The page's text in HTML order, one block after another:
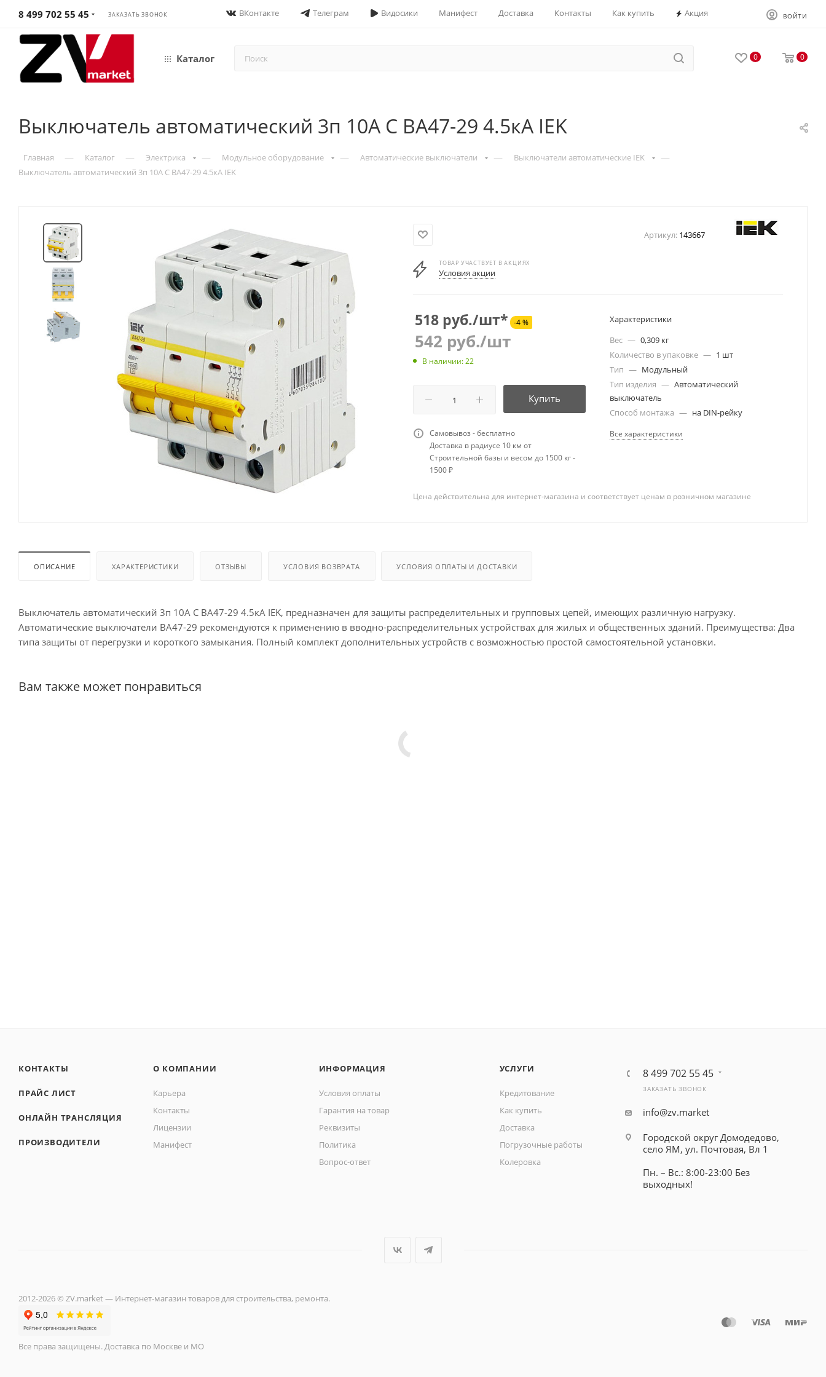
8 499 702 55 45 ЗАКАЗАТЬ ЗВОНОК ВКонтакте Телеграм Видосики Манифест Доставка Контакты Как купить Акция ВОЙТИ
Каталог 0 0
Выключатель автоматический 3п 10А С ВА47-29 4.5кА IEK
Главная — Каталог — Электрика — Модульное оборудование — Автоматические выключатели — Выключатели автоматические IEK —
Выключатель автоматический 3п 10А С ВА47-29 4.5кА IEK
Артикул: 143667
ТОВАР УЧАСТВУЕТ В АКЦИЯХ
Условия акции
518 руб./шт* -4 %
542 руб./шт
В наличии: 22
Купить
Самовывоз - бесплатно
Доставка в радиусе 10 км от
Строительной базы и весом до 1500 кг -
1500 ₽
Характеристики
Вес — 0,309 кг
Количество в упаковке — 1 шт
Тип — Модульный
Тип изделия — Автоматический
выключатель
Способ монтажа — на DIN-рейку
Все характеристики
Цена действительна для интернет-магазина и соответствует ценам в розничном магазине
ОПИСАНИЕ ХАРАКТЕРИСТИКИ ОТЗЫВЫ УСЛОВИЯ ВОЗВРАТА УСЛОВИЯ ОПЛАТЫ И ДОСТАВКИ
Выключатель автоматический 3п 10А С ВА47-29 4.5кА IEK, предназначен для защиты распределительных и групповых цепей, имеющих различную нагрузку.
Автоматические выключатели ВА47-29 рекомендуются к применению в вводно-распределительных устройствах для жилых и общественных зданий. Преимущества: Два
типа защиты от перегрузки и короткого замыкания. Полный комплект дополнительных устройств с возможностью простой самостоятельной установки.
Вам также может понравиться
КОНТАКТЫ
ПРАЙС ЛИСТ
ОНЛАЙН ТРАНСЛЯЦИЯ
ПРОИЗВОДИТЕЛИ
О КОМПАНИИ
Карьера
Контакты
Лицензии
Манифест
ИНФОРМАЦИЯ
Условия оплаты
Гарантия на товар
Реквизиты
Политика
Вопрос-ответ
УСЛУГИ
Кредитование
Как купить
Доставка
Погрузочные работы
Колеровка
8 499 702 55 45
ЗАКАЗАТЬ ЗВОНОК
info@zv.market
Городской округ Домодедово,
село ЯМ, ул. Почтовая, Вл 1
Пн. – Вс.: 8:00-23:00 Без
выходных!
2012-2026 © ZV.market — Интернет-магазин товаров для строительства, ремонта.
Все права защищены. Доставка по Москве и МО